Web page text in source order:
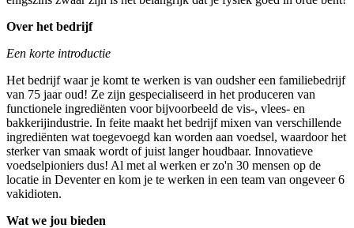
Over het bedrijf
Een korte introductie
Het bedrijf waar je komt te werken is van oudsher een familiebedrijf
van 75 jaar oud! Ze zijn gespecialiseerd in het produceren van
functionele ingrediënten voor bijvoorbeeld de vis-, vlees- en
bakkerijindustrie. In feite maakt het bedrijf mixen van verschillende
ingrediënten wat toegevoegd kan worden aan voedsel, waardoor het
sterker van smaak wordt of juist langer houdbaar. Innovatieve
voedselpioniers dus! Al met al werken er zo'n 30 mensen op de
locatie in Deventer en kom je te werken in een team van ongeveer 6
vakidioten.
Wat we jou bieden